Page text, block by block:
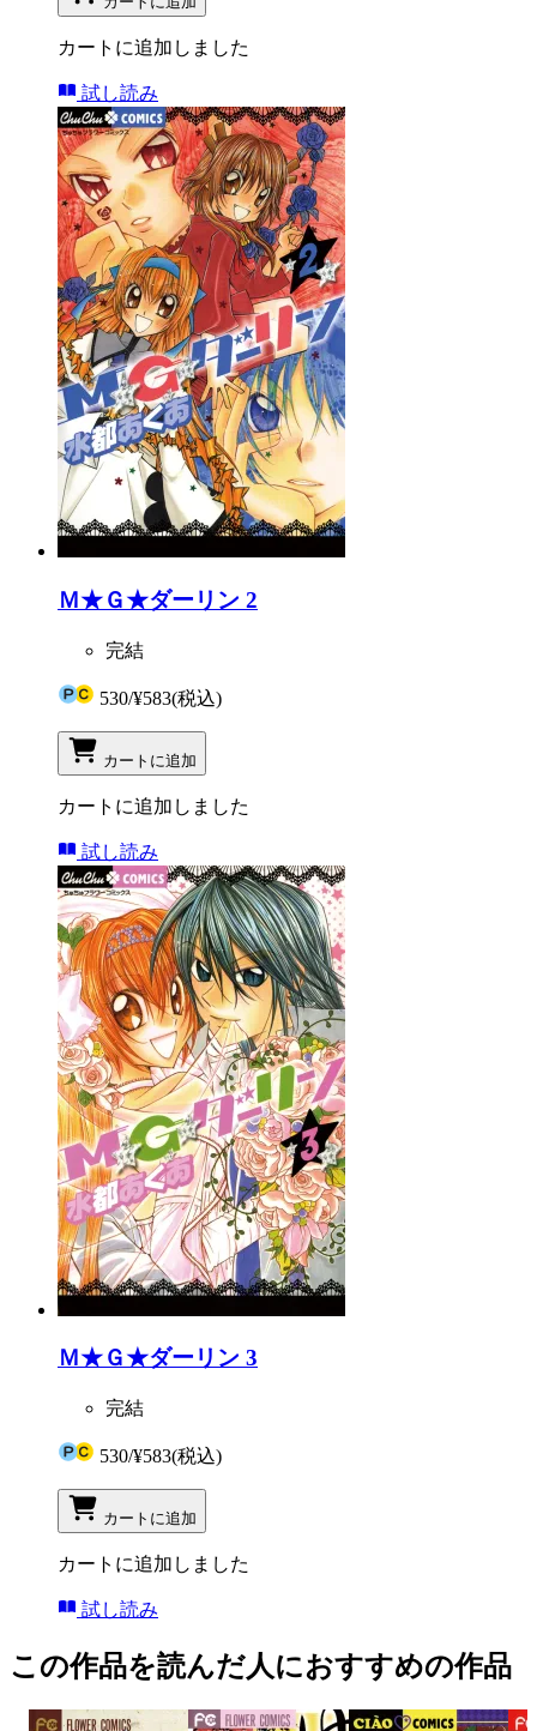
カートに追加しました
試し読み
Ｍ★Ｇ★ダーリン 2
完結
530/¥583(税込)
カートに追加
カートに追加しました
試し読み
Ｍ★Ｇ★ダーリン 3
完結
530/¥583(税込)
カートに追加
カートに追加しました
試し読み
この作品を読んだ人におすすめの作品